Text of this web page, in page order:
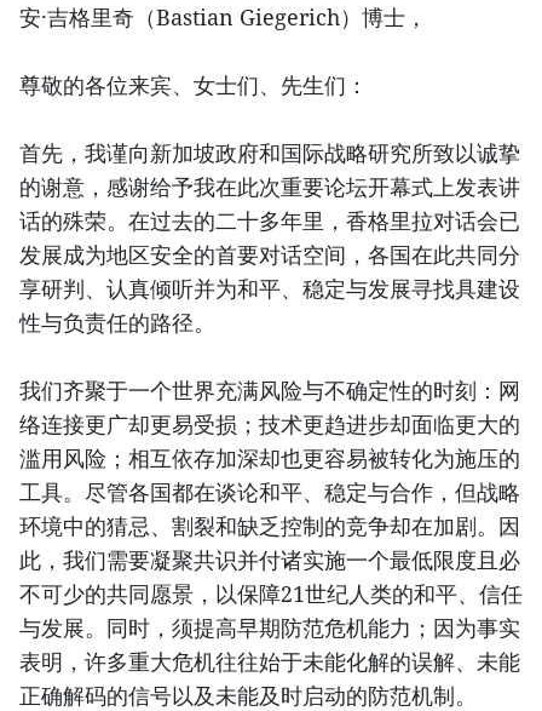
安·吉格里奇（Bastian Giegerich）博士，
尊敬的各位来宾、女士们、先生们：
首先，我谨向新加坡政府和国际战略研究所致以诚挚
的谢意，感谢给予我在此次重要论坛开幕式上发表讲
话的殊荣。在过去的二十多年里，香格里拉对话会已
发展成为地区安全的首要对话空间，各国在此共同分
享研判、认真倾听并为和平、稳定与发展寻找具建设
性与负责任的路径。
我们齐聚于一个世界充满风险与不确定性的时刻：网
络连接更广却更易受损；技术更趋进步却面临更大的
滥用风险；相互依存加深却也更容易被转化为施压的
工具。尽管各国都在谈论和平、稳定与合作，但战略
环境中的猜忌、割裂和缺乏控制的竞争却在加剧。因
此，我们需要凝聚共识并付诸实施一个最低限度且必
不可少的共同愿景，以保障21世纪人类的和平、信任
与发展。同时，须提高早期防范危机能力；因为事实
表明，许多重大危机往往始于未能化解的误解、未能
正确解码的信号以及未能及时启动的防范机制。